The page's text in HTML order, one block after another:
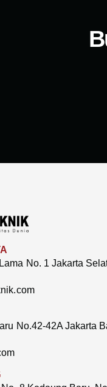
No. 1 Jakarta
No.42-42A Jakarta